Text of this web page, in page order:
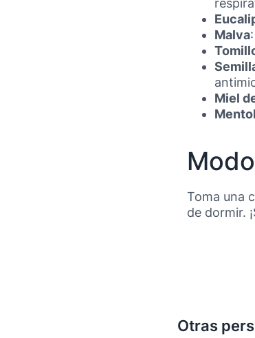
Malva
Miel
Mentol
Toma una
de dormir.
Otras